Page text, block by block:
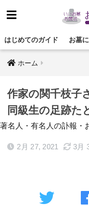
はじめてのガイド お墓
ホーム
作家の関千枝子
同級生の足跡た
著名人・有名人の訃報・
2月 27, 2021 3月